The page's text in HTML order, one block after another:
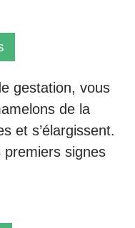
gestation, vous
de la
et s’élargissent.
signes